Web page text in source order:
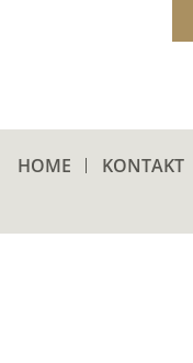
HOME KONTAKT